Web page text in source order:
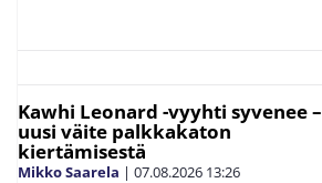
Kawhi Leonard -vyyhti syvenee –
uusi väite palkkakaton
kiertämisestä
Mikko Saarela | 07.08.2026 13:26